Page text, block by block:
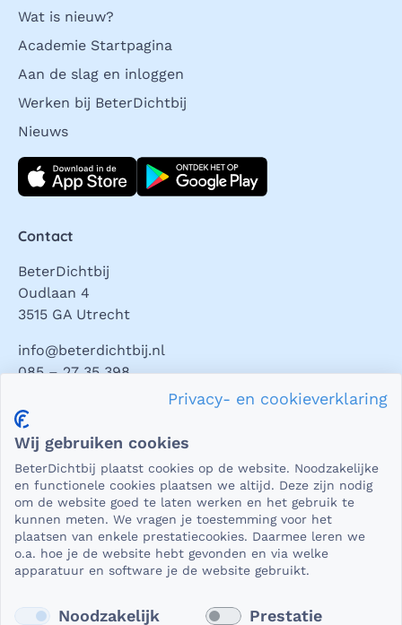
Wat is nieuw?
Academie Startpagina
Aan de slag en inloggen
Werken bij BeterDichtbij
Nieuws
Download direct
Contact
BeterDichtbij
Oudlaan 4
3515 GA Utrecht
info@beterdichtbij.nl
085 – 27 35 398
Privacy en veiligheid
essentieel dat die beveiligd worden uitgewisseld. En dat
die gegevens niet in verkeerde handen vallen. Daar kun je
op rekenen bij BeterDichtbij.
Lees verder
Privacy- en cookieverklaring
Wij gebruiken cookies
BeterDichtbij plaatst cookies op de website. Noodzakelijke
en functionele cookies plaatsen we altijd. Deze zijn nodig
om de website goed te laten werken en het gebruik te
kunnen meten. We vragen je toestemming voor het
plaatsen van enkele prestatiecookies. Daarmee leren we
o.a. hoe je de website hebt gevonden en via welke
apparatuur en software je de website gebruikt.
Noodzakelijk Prestatie